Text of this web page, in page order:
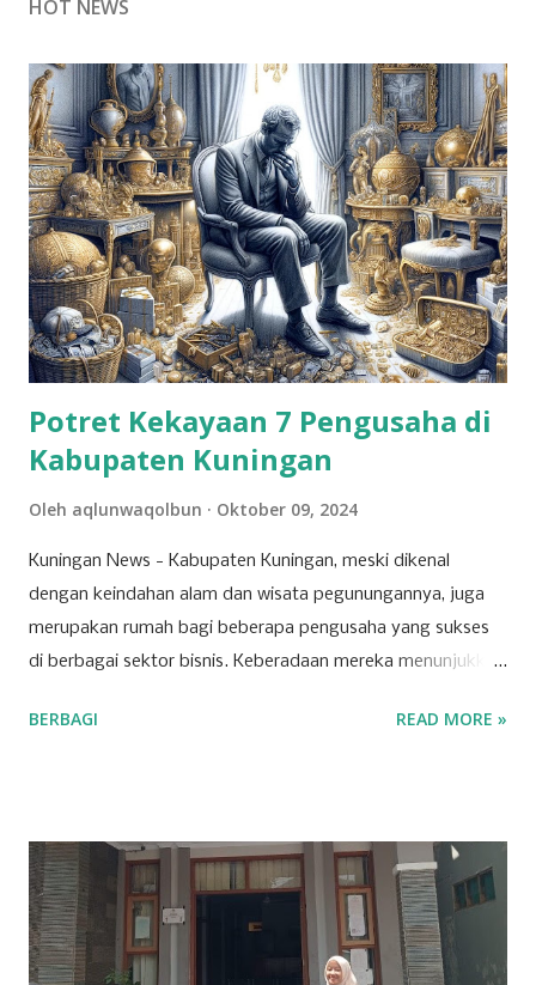
HOT NEWS
Potret Kekayaan 7 Pengusaha di
Kabupaten Kuningan
Oleh aqlunwaqolbun Oktober 09, 2024
Kuningan News - Kabupaten Kuningan, meski dikenal
dengan keindahan alam dan wisata pegunungannya, juga
merupakan rumah bagi beberapa pengusaha yang sukses
di berbagai sektor bisnis. Keberadaan mereka menunjukkan
berkembang pesat, dipicu oleh inovasi dan ketekunan para
sehari-hari. Para pengusaha yang sukses di sektor ini
berhasil mengelola jaringan ritel yang luas dan berkontribusi
signifikan terhadap roda perekonomian daerah.
Keberhasilan mereka tak lepas dari strategi bisnis yang
BERBAGI READ MORE »